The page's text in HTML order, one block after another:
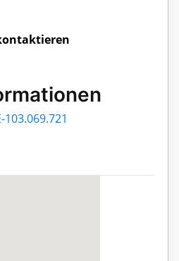
103.069.721